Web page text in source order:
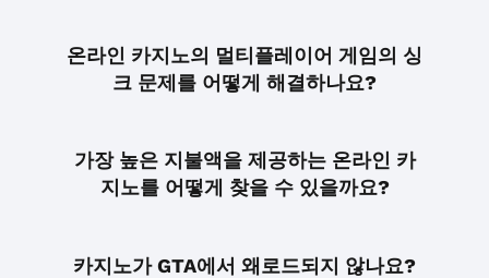
온라인 카지노의 멀티플레이어 게임의 싱
크 문제를 어떻게 해결하나요?
가장 높은 지불액을 제공하는 온라인 카
지노를 어떻게 찾을 수 있을까요?
카지노가 GTA에서 왜로드되지 않나요?